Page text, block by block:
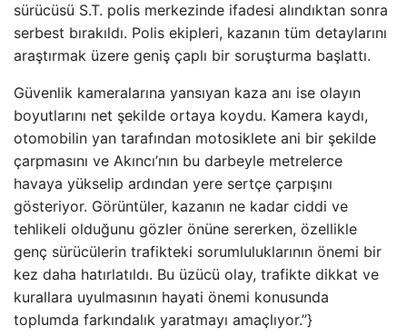
sürücüsü S.T. polis merkezinde ifadesi alındıktan sonra
serbest bırakıldı. Polis ekipleri, kazanın tüm detaylarını
araştırmak üzere geniş çaplı bir soruşturma başlattı.
Güvenlik kameralarına yansıyan kaza anı ise olayın
boyutlarını net şekilde ortaya koydu. Kamera kaydı,
otomobilin yan tarafından motosiklete ani bir şekilde
çarpmasını ve Akıncı’nın bu darbeyle metrelerce
havaya yükselip ardından yere sertçe çarpışını
gösteriyor. Görüntüler, kazanın ne kadar ciddi ve
tehlikeli olduğunu gözler önüne sererken, özellikle
genç sürücülerin trafikteki sorumluluklarının önemi bir
kez daha hatırlatıldı. Bu üzücü olay, trafikte dikkat ve
kurallara uyulmasının hayati önemi konusunda
toplumda farkındalık yaratmayı amaçlıyor.”}